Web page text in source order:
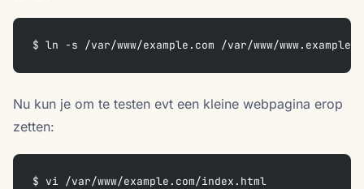
$ ln -s /var/www/example.com /var/www/
Nu kun je om te testen evt een kleine webpagina erop
zetten:
$ vi /var/www/example.com/index.html